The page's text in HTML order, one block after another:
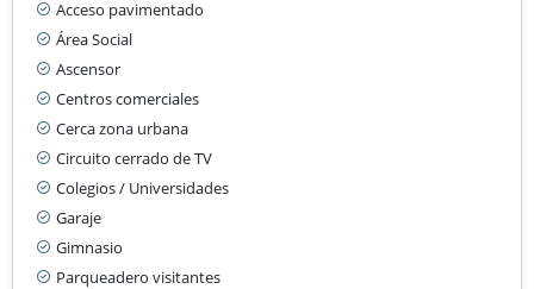
Acceso pavimentado
Área Social
Ascensor
Centros comerciales
Cerca zona urbana
Circuito cerrado de TV
Colegios / Universidades
Garaje
Gimnasio
Parqueadero visitantes